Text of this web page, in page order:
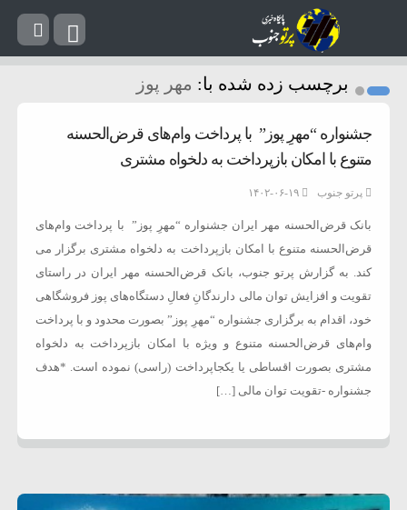
برچسب زده شده با: مهر پوز
جشنواره “مهرِ پوز” با پرداخت وام‌های قرض‌الحسنه
متنوع با امکان بازپرداخت به‌ دلخواه مشتری
پرتو جنوب ۱۴۰۲-۰۶-۱۹
بانک قرض‌الحسنه مهر ایران جشنواره “مهرِ پوز” با پرداخت وام‌های
قرض‌الحسنه متنوع با امکان بازپرداخت به‌ دلخواه مشتری برگزار می
کند. به گزارش پرتو جنوب، بانک قرض‌الحسنه مهر ایران در راستای
تقویت و افزایش توان مالی دارندگانِ فعالِ دستگاه‌های پوز فروشگاهی
خود، اقدام به برگزاری جشنواره “مهرِ پوز” بصورت محدود و با پرداخت
وام‌های قرض‌الحسنه متنوع و ویژه با امکان بازپرداخت به‌ دلخواه
مشتری بصورت اقساطی یا یکجاپرداخت (راسی) نموده است. *هدف
جشنواره -تقویت توان مالی […]